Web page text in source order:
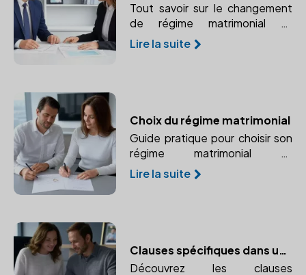
Tout savoir sur le changement
de régime matrimonial et
pourquoi consulter un notaire
pour cette démarche
Lire la suite
Choix du régime matrimonial
Guide pratique pour choisir son
régime matrimonial et
comprendre les implications
juridiques avec l'aide d'un
Lire la suite
Clauses spécifiques dans un contrat de mariage
Découvrez les clauses